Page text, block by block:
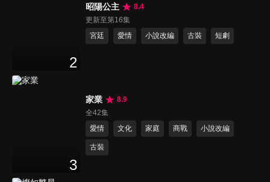
2
昭陽公主
8.4
更新至第16集
宮廷
愛情 小說改編 古裝 短劇
3
家業
8.9
全42集
愛情
文化 家庭 商戰 小說改編
古裝